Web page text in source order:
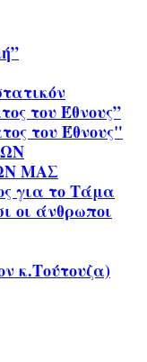
του Έθνους”
του Έθνους"
ΜΑΣ
για το Τάμα
οι άνθρωποι
κ.Τούτουζα)